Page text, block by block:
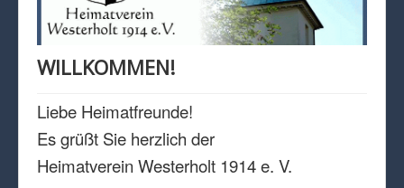
IMPRESSUM
DATENSCHUTZ
WILLKOMMEN!
Liebe Heimatfreunde!
Es grüßt Sie herzlich der
Heimatverein Westerholt 1914 e. V.